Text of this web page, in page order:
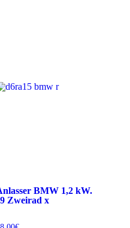
BMW 1,2 kW.
Zweirad x